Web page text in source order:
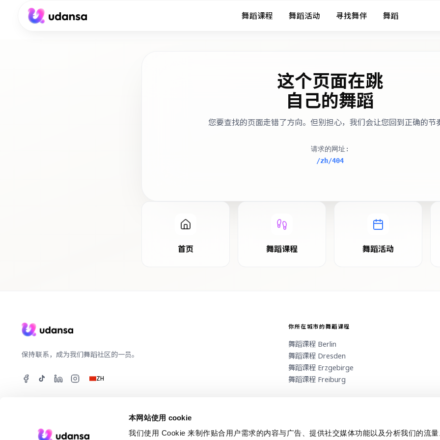
本网站使用 cookie
我们使用 Cookie 来制作贴合用户需求的内容与广告、提供社交媒体功能以及分析我们的流
accessibility.skipToMainContent 舞蹈课程 舞蹈活动 寻找舞伴 舞蹈
这个页面在跳
自己的舞蹈
您要查找的页面走错了方向。但别担心，我们会让您回到正确的节
请求的网址 :
/zh/404
首页 舞蹈课程 舞蹈活动
保持联系，成为我们舞蹈社区的一员。
ZH
你所在城市的舞蹈课程
舞蹈课程 Berlin
舞蹈课程 Dresden
舞蹈课程 Erzgebirge
舞蹈课程 Freiburg
2026udansa.FeelTech 为舞蹈社区服务。